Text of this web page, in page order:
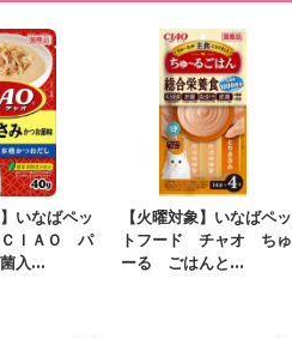
】いなばペッ
ＩＡＯ パ
入...
【火曜対象】いなばペッ
トフード チャオ ちゅ
ーる ごはんと...